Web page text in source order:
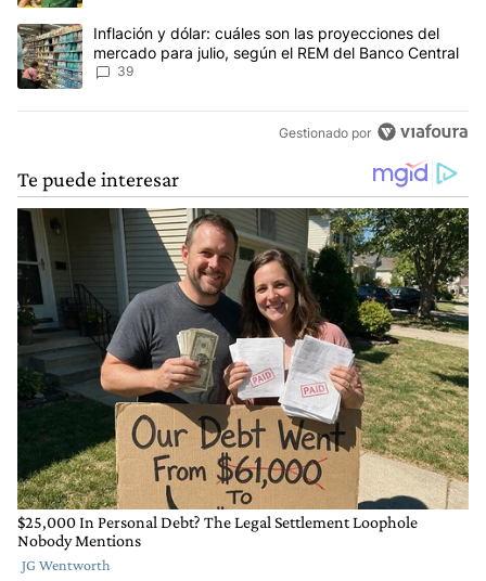
Un artículo de tendencia con el título "Inflación y dólar: cuáles
Inflación y dólar: cuáles son las proyecciones del
mercado para julio, según el REM del Banco Central
39
Gestionado por